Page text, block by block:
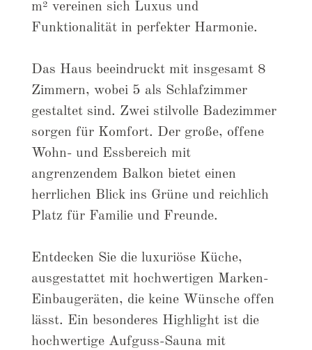
m² vereinen sich Luxus und
Funktionalität in perfekter Harmonie.
Das Haus beeindruckt mit insgesamt 8
Zimmern, wobei 5 als Schlafzimmer
gestaltet sind. Zwei stilvolle Badezimmer
sorgen für Komfort. Der große, offene
Wohn- und Essbereich mit
angrenzendem Balkon bietet einen
herrlichen Blick ins Grüne und reichlich
Platz für Familie und Freunde.
Entdecken Sie die luxuriöse Küche,
ausgestattet mit hochwertigen Marken-
Einbaugeräten, die keine Wünsche offen
lässt. Ein besonderes Highlight ist die
hochwertige Aufguss-Sauna mit